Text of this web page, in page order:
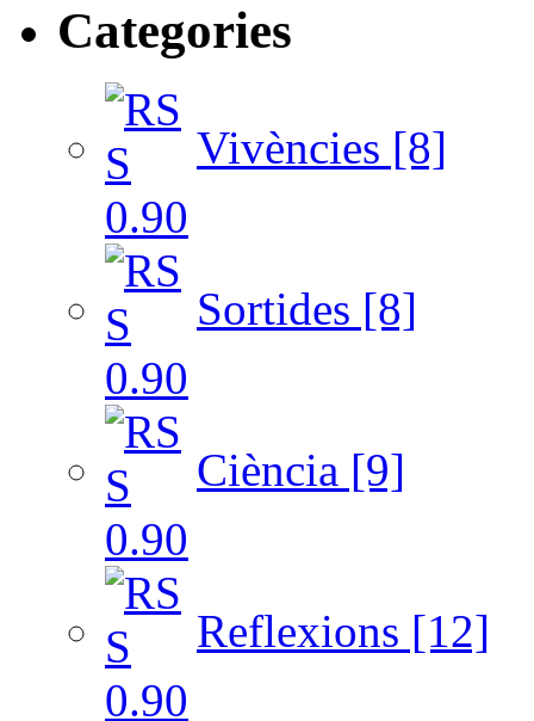
Categories
Vivències [8]
Sortides [8]
Ciència [9]
Reflexions [12]